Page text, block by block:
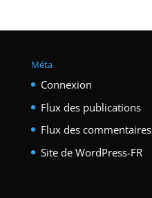
Méta
Connexion
Flux des publications
Flux des commentaires
Site de WordPress-FR